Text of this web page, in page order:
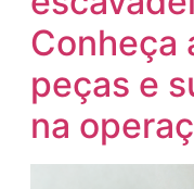
Conheça
peças e
na